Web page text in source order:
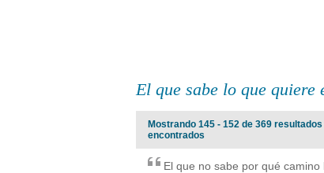
El que sabe lo que quiere
Mostrando 145 - 152 de 369
encontrados
El que no sabe por qué